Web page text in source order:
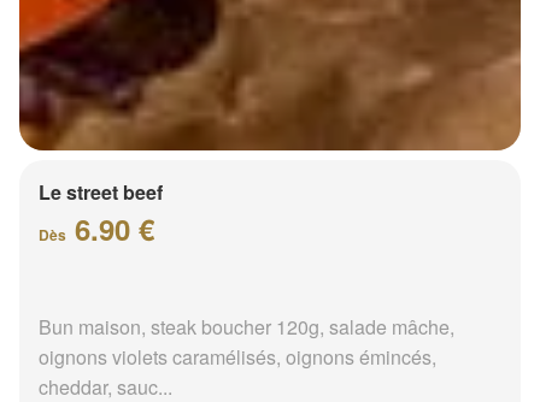
Le street beef
Dès 6.90 €
Bun maison, steak boucher 120g, salade mâche,
oignons violets caramélisés, oignons émincés,
cheddar, sauc...